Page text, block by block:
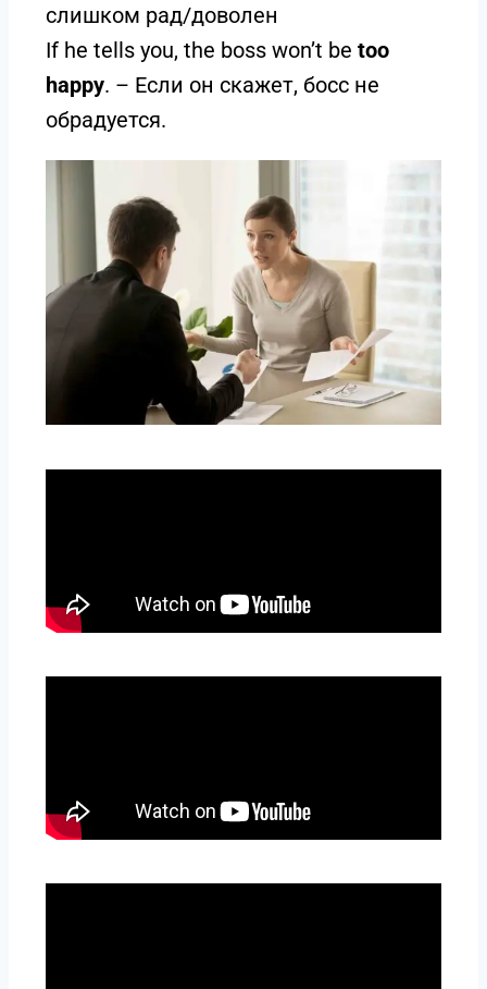
слишком рад/доволен
If he tells you, the boss won’t be too
happy. – Если он скажет, босс не
обрадуется.